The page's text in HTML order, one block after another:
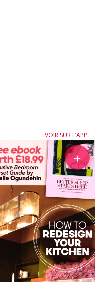
VOIR SUR L’APP
＋